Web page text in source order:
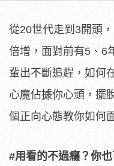
從20世代走到3開頭
倍增，面對前有5、6
輩出不斷追趕，如何
心魔佔據你心頭，擺
個正向心態教你如何
#用看的不過癮？你